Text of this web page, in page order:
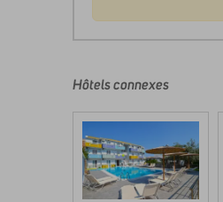
écrits
nos
clients
après
leur
séjour
Hôtels connexes